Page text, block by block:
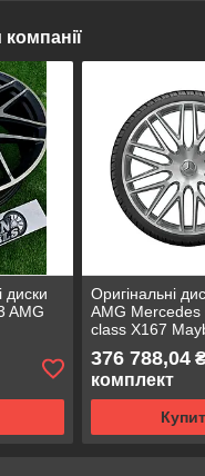
компанії
диски
AMG
Оригінальні
AMG
class X167
376 788,04
комплект